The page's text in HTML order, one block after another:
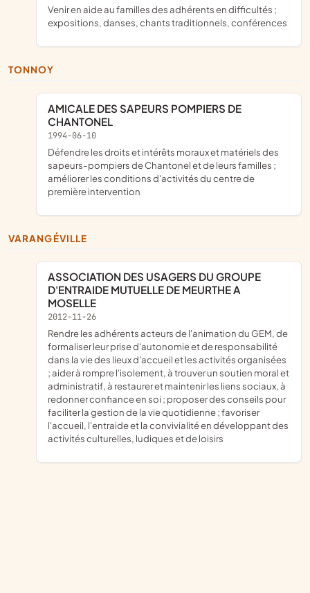
venir en aide au familles des adhérents en difficultés ;
expositions, danses, chants traditionnels, conférences
TONNOY
AMICALE DES SAPEURS POMPIERS DE
CHANTONEL
1994-06-10
défendre les droits et intérêts moraux et matériels des
sapeurs-pompiers de Chantonel et de leurs familles ;
améliorer les conditions d'activités du centre de
première intervention
VARANGÉVILLE
ASSOCIATION DES USAGERS DU GROUPE
D'ENTRAIDE MUTUELLE DE MEURTHE A
MOSELLE
2012-11-26
rendre les adhérents acteurs de l'animation du GEM, de
formaliser leur prise d'autonomie et de responsabilité
dans la vie des lieux d'accueil et les activités organisées
; aider à rompre l'isolement, à trouver un soutien moral et
administratif, à restaurer et maintenir les liens sociaux, à
redonner confiance en soi ; proposer des conseils pour
faciliter la gestion de la vie quotidienne ; favoriser
l'accueil, l'entraide et la convivialité en développant des
activités culturelles, ludiques et de loisirs